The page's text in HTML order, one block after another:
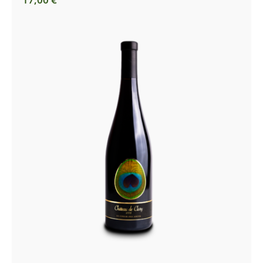
Château de Clary – Lirac Rouge